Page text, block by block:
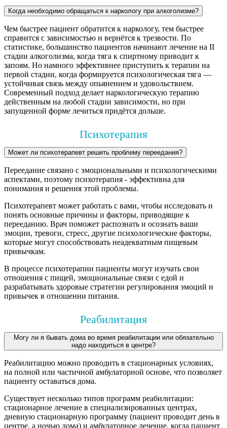
Когда необходимо обращаться к наркологу при алкоголизме?
Чем быстрее пациент обратится к наркологу, тем быстрее
справится с зависимостью и вернётся к трезвости. По
статистике, большинство пациентов начинают лечение на II
стадии алкоголизма, когда тяга к спиртному приводит к
запоям. Но намного эффективнее приступить к терапии на
первой стадии, когда формируется психологическая тяга —
устойчивая связь между опьянением и удовольствием.
Современный подход делает наркологическую терапию
действенным на любой стадии зависимости, но при
запущенной форме лечиться придётся дольше.
Психотерапия
Может ли психотерапевт решить проблему переедания?
Переедание связано с эмоциональными и психологическими
аспектами, поэтому психотерапия - эффективна для
понимания и решения этой проблемы.
Психотерапевт может работать с вами, чтобы исследовать и
понять основные причины и факторы, приводящие к
перееданию. Врач поможет распознать и осознать ваши
эмоции, тревоги, стресс, другие психологические факторы,
которые могут способствовать неадекватным пищевым
привычкам.
В процессе психотерапии пациенты могут изучать свои
отношения с пищей, эмоциональные связи с едой и
разрабатывать здоровые стратегии регулирования эмоций и
привычек в отношении питания.
Реабилитация
Могу ли я бывать дома во время реабилитации или обязательно
надо находиться в центре?
Реабилитацию можно проводить в стационарных условиях,
на полной или частичной амбулаторной основе, что позволяет
пациенту оставаться дома.
Существует несколько типов программ реабилитации:
стационарное лечение в специализированных центрах,
дневную стационарную программу (пациент проводит день в
центре, а ночью дома) и амбулаторное лечение, когда пациент